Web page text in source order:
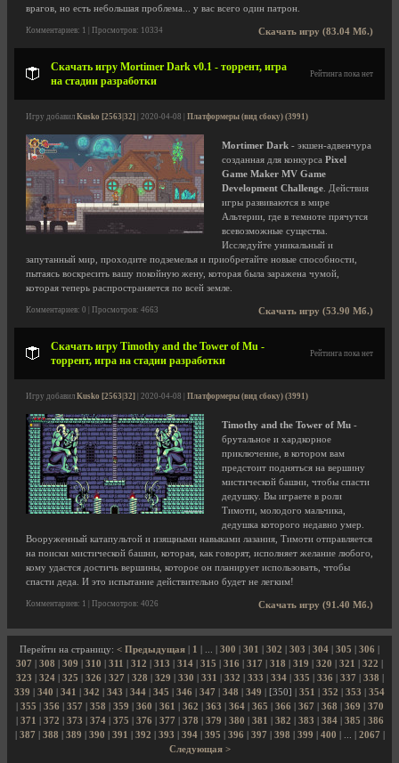
врагов, но есть небольшая проблема... у вас всего один патрон.
Скачать игру (83.04 Мб.)
Комментариев: 1 | Просмотров: 10334
Скачать игру Mortimer Dark v0.1 - торрент, игра
на стадии разработки
Рейтинга пока нет
Игру добавил Kusko [2563|32] | 2020-04-08 | Платформеры (вид сбоку) (3991)
Mortimer Dark - экшен-адвенчура
созданная для конкурса Pixel
Game Maker MV Game
Development Challenge . Действия
игры развиваются в мире
Альтерии, где в темноте прячутся
всевозможные существа.
Исследуйте уникальный и
запутанный мир, проходите подземелья и приобретайте новые способности,
пытаясь воскресить вашу покойную жену, которая была заражена чумой,
которая теперь распространяется по всей земле.
Скачать игру (53.90 Мб.)
Комментариев: 0 | Просмотров: 4663
Скачать игру Timothy and the Tower of Mu -
торрент, игра на стадии разработки
Рейтинга пока нет
Игру добавил Kusko [2563|32] | 2020-04-08 | Платформеры (вид сбоку) (3991)
Timothy and the Tower of Mu -
брутальное и хардкорное
приключение, в котором вам
предстоит подняться на вершину
мистической башни, чтобы спасти
дедушку. Вы играете в роли
Тимоти, молодого мальчика,
дедушка которого недавно умер.
Вооруженный катапультой и изящными навыками лазания, Тимоти отправляется
на поиски мистической башни, которая, как говорят, исполняет желание любого,
кому удастся достичь вершины, которое он планирует использовать, чтобы
спасти деда. И это испытание действительно будет не легким!
Скачать игру (91.40 Мб.)
Комментариев: 1 | Просмотров: 4026
Перейти на страницу: < Предыдущая 1 300 301 302 303 304 305 306
307
308 309 310 311 312 313 314 315 316 317 318 319 320 321 322
323
324| 325 326 327 328 329 330 331 332 333 334| 335 336 337 338
339
340 341 342 343 344 345 346 347 348 349 | [350] | 351 352 353
354
355 356 357 358 359 360 361 362 363 364| 365 366 367 368 369
370
371 372 373 374| 375 376 377 378 379 380 381 382 383 384| 385
386
387 388 389 390 391 392 393 394| 395 396 397 398 399 400 2067
Следующая >